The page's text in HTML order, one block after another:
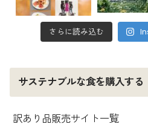
さらに読み込む
サステナブルな食を購入する
訳あり品販売サイト一覧